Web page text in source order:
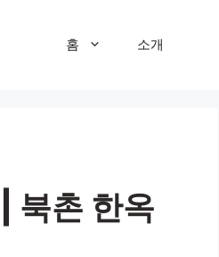
홈 소개
북촌 한옥